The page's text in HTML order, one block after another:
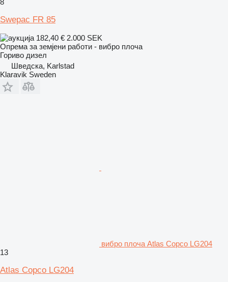
Swepac FR 85
182,40 € 2.000 SEK
Опрема за земјени работи - вибро плоча
Гориво дизел
Шведска, Karlstad
Klaravik Sweden
вибро плоча Atlas Copco LG204
13
Atlas Copco LG204